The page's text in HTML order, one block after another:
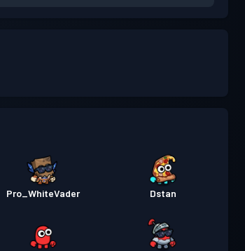
Pro_WhiteVader Dstan